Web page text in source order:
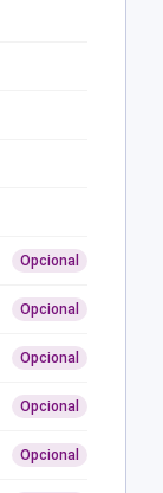
Opcional
Opcional
Opcional
Opcional
Opcional